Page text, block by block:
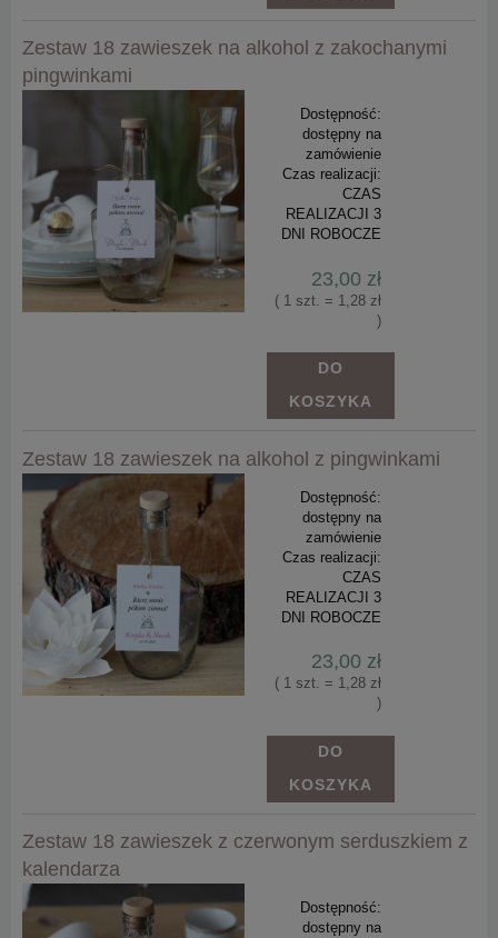
Zestaw 18 zawieszek na alkohol z zakochanymi
pingwinkami
Dostępność:
dostępny na
zamówienie
Czas realizacji:
CZAS
REALIZACJI 3
DNI ROBOCZE
23,00 zł
( 1 szt. = 1,28 zł
)
DO
KOSZYKA
Zestaw 18 zawieszek na alkohol z pingwinkami
Dostępność:
dostępny na
zamówienie
Czas realizacji:
CZAS
REALIZACJI 3
DNI ROBOCZE
23,00 zł
( 1 szt. = 1,28 zł
)
DO
KOSZYKA
Zestaw 18 zawieszek z czerwonym serduszkiem z
kalendarza
Dostępność:
dostępny na